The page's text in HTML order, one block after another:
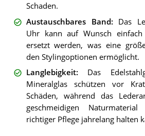
Schaden.
Austauschbares Band: Das
Uhr kann auf Wunsch
ersetzt werden, was eine
den Stylingoptionen ermöglicht.
Langlebigkeit: Das
Mineralglas schützen vor
Schäden, während das
geschmeidigen
richtiger Pflege jahrelang halten